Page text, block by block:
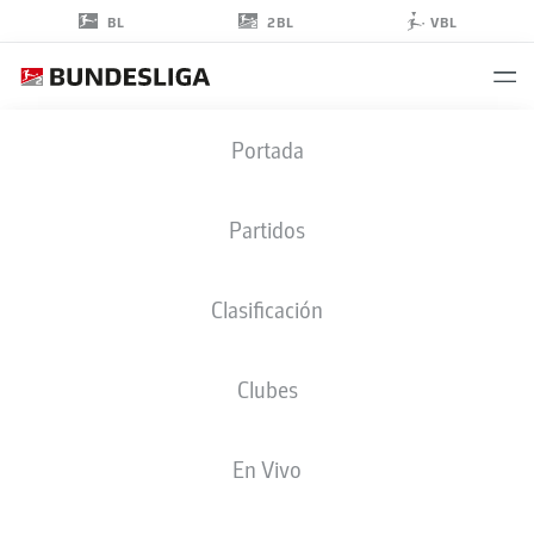
BL 2BL VBL
Portada
Partidos
Clasificación
Clubes
En Vivo